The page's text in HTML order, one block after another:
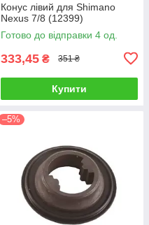
Конус лівий для Shimano
Nexus 7/8 (12399)
Готово до відправки 4 од.
333,45 ₴ 351 ₴
Купити
–5%